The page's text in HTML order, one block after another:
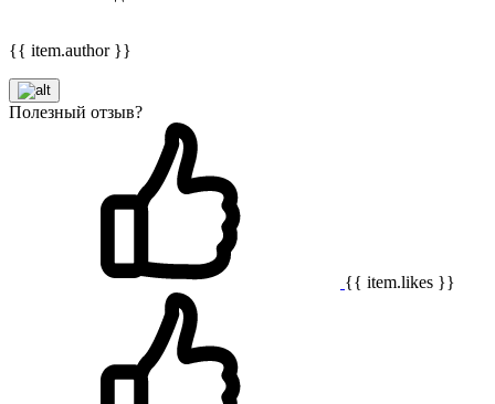
{{ item.author }}
Полезный отзыв?
{{ item.likes }}